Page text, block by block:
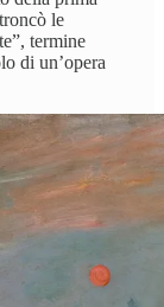
le
termine
di un’opera